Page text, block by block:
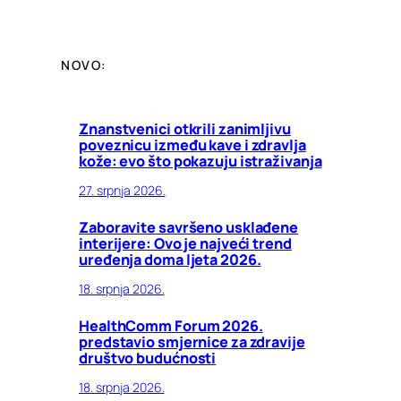
NOVO:
Znanstvenici otkrili zanimljivu
poveznicu između kave i zdravlja
kože: evo što pokazuju istraživanja
27. srpnja 2026.
Zaboravite savršeno usklađene
interijere: Ovo je najveći trend
uređenja doma ljeta 2026.
18. srpnja 2026.
HealthComm Forum 2026.
predstavio smjernice za zdravije
društvo budućnosti
18. srpnja 2026.